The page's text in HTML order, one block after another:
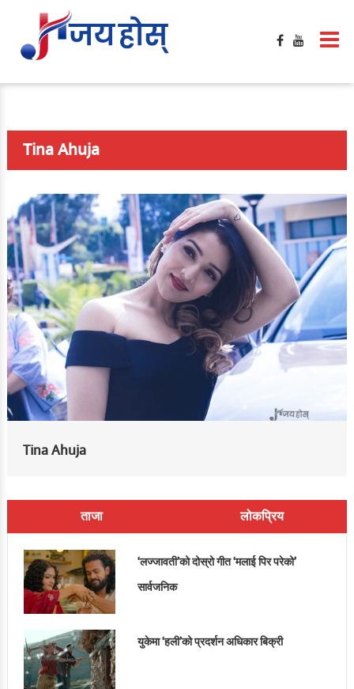
Tina Ahuja
Tina Ahuja
ताजा लोकप्रिय
‘लज्जावती’को दोस्रो गीत ‘मलाई पिर परेको’
सार्वजनिक
युकेमा ‘हली’को प्रदर्शन अधिकार बिक्री